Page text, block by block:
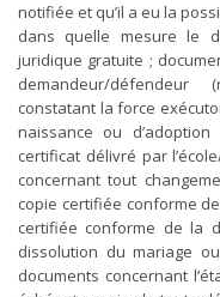
notifiée et qu’il a eu la
dans quelle mesure le
juridique gratuite ;
demandeur/défendeur
constatant la force
naissance ou
certificat délivré par
concernant tout
copie certifiée conforme
certifiée conforme de la
dissolution du mariage
documents concernant